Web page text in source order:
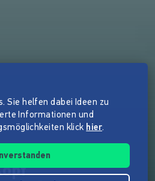
– Das Bild fällt
Sie helfen dabei Ideen zu
Informationen und
klick hier.